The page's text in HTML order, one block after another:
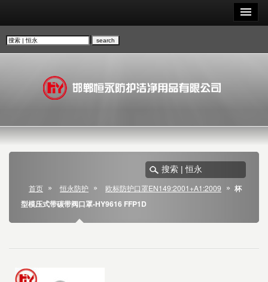
首页 恒永防护 欧标防护口罩EN149:2001+A1:2009
杯
型模压式带碳带阀口罩-HY9616 FFP1D